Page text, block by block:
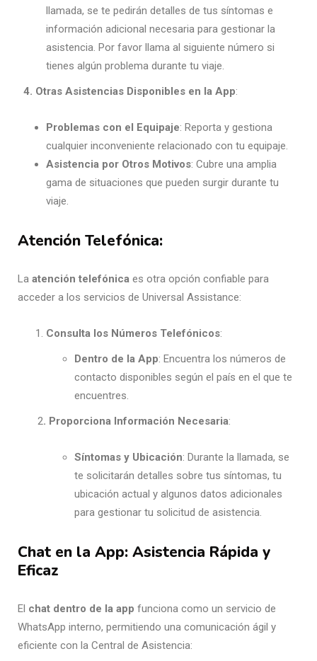
llamada, se te pedirán detalles de tus síntomas e
información adicional necesaria para gestionar la
asistencia. Por favor llama al siguiente número si
tienes algún problema durante tu viaje.
4. Otras Asistencias Disponibles en la App:
Problemas con el Equipaje: Reporta y gestiona
cualquier inconveniente relacionado con tu equipaje.
Asistencia por Otros Motivos: Cubre una amplia
gama de situaciones que pueden surgir durante tu
viaje.
Atención Telefónica:
La atención telefónica es otra opción confiable para
acceder a los servicios de Universal Assistance:
Consulta los Números Telefónicos:
Dentro de la App: Encuentra los números de
contacto disponibles según el país en el que te
encuentres.
2. Proporciona Información Necesaria:
Síntomas y Ubicación: Durante la llamada, se
te solicitarán detalles sobre tus síntomas, tu
ubicación actual y algunos datos adicionales
para gestionar tu solicitud de asistencia.
Chat en la App: Asistencia Rápida y
Eficaz
El chat dentro de la app funciona como un servicio de
WhatsApp interno, permitiendo una comunicación ágil y
eficiente con la Central de Asistencia: